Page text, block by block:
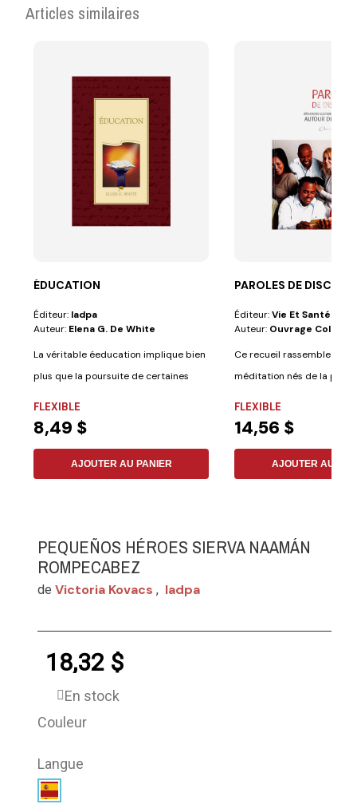
Articles similaires
ÉDUCATION
Éditeur: Iadpa
Auteur: Elena G. De White
La véritable éeducation implique bien
plus que la poursuite de certaines
FLEXIBLE
8,49 $
AJOUTER AU PANIER
PAROLES DE
Éditeur:Vie Et Santé
Auteur: Ouvrage Collectif
Ce recueil rassemble 365
méditation nés de la
FLEXIBLE
14,56 $
AJOUTER AU
PEQUEÑOS HÉROES SIERVA NAAMÁN
ROMPECABEZ
deVictoria Kovacs , Iadpa
18,32 $
En stock
Couleur
Langue